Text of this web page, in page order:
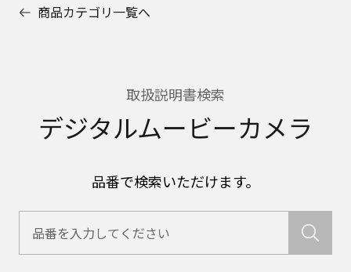
商品カテゴリ一覧へ
取扱説明書検索
デジタルムービーカメラ
品番で検索いただけます。